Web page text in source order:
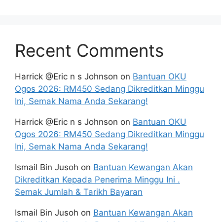
Recent Comments
Harrick @Eric n s Johnson on Bantuan OKU
Ogos 2026: RM450 Sedang Dikreditkan Minggu
Ini, Semak Nama Anda Sekarang!
Harrick @Eric n s Johnson on Bantuan OKU
Ogos 2026: RM450 Sedang Dikreditkan Minggu
Ini, Semak Nama Anda Sekarang!
Ismail Bin Jusoh on Bantuan Kewangan Akan
Dikreditkan Kepada Penerima Minggu Ini .
Semak Jumlah & Tarikh Bayaran
Ismail Bin Jusoh on Bantuan Kewangan Akan